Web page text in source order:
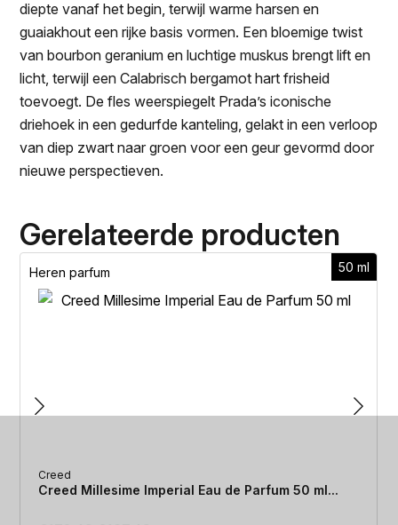
diepte vanaf het begin, terwijl warme harsen en
guaiakhout een rijke basis vormen. Een bloemige twist
van bourbon geranium en luchtige muskus brengt lift en
licht, terwijl een Calabrisch bergamot hart frisheid
toevoegt. De fles weerspiegelt Prada’s iconische
driehoek in een gedurfde kanteling, gelakt in een verloop
van diep zwart naar groen voor een geur gevormd door
nieuwe perspectieven.
Gerelateerde producten
50 ml
Heren parfum
Creed
Creed Millesime Imperial Eau de Parfum 50 ml...